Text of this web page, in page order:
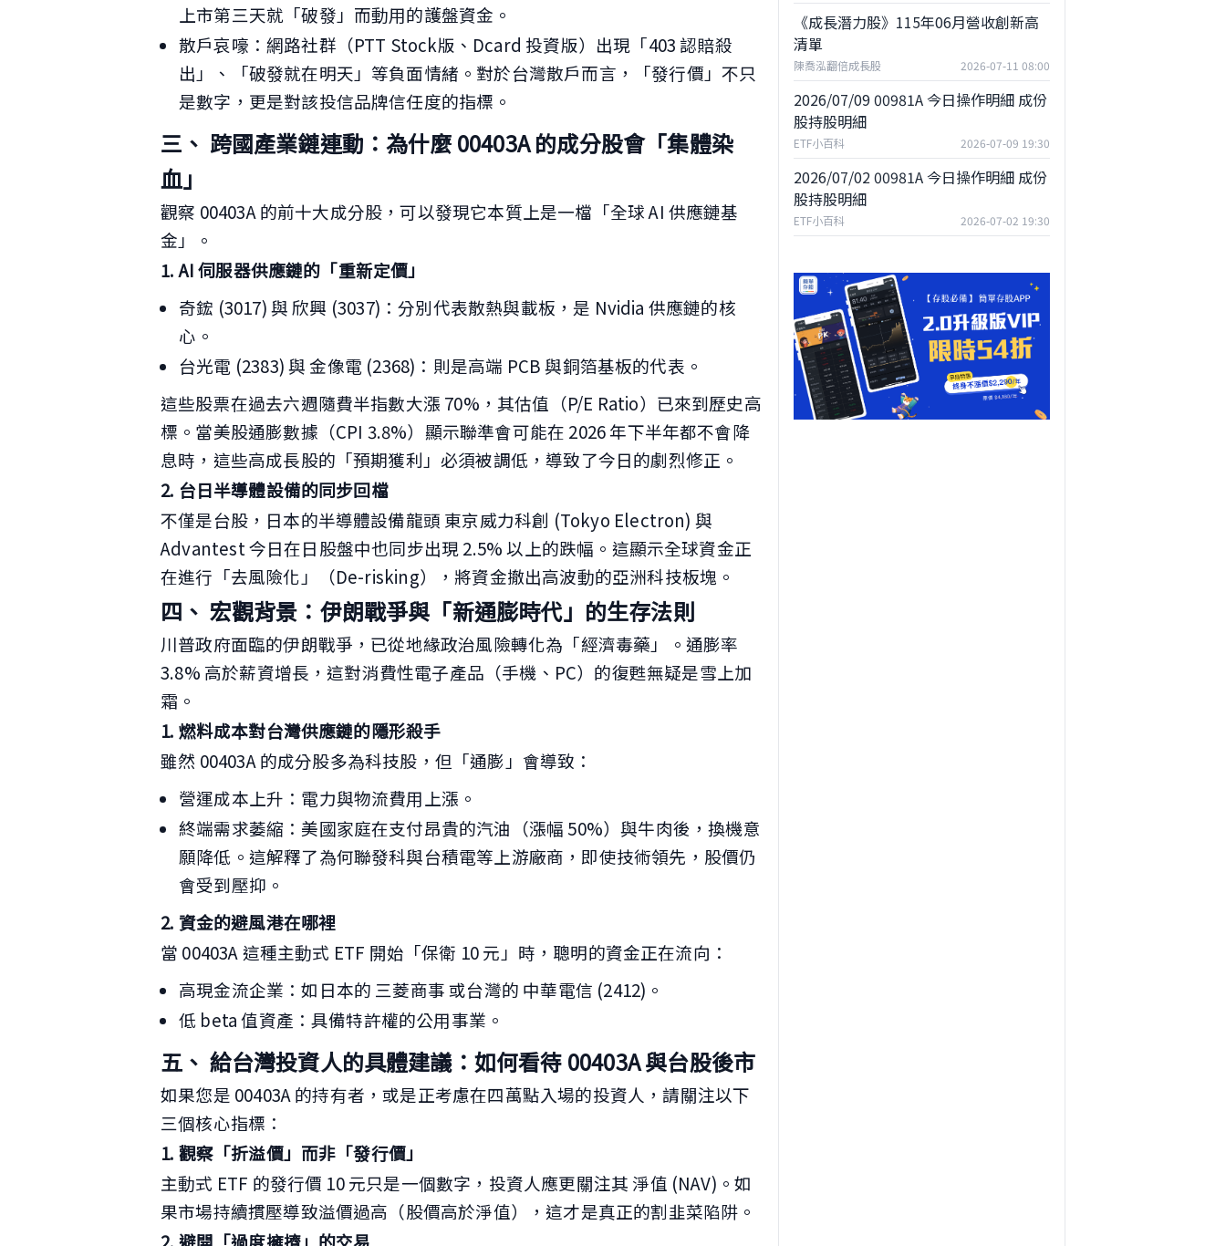
上市第三天就「破發」而動用的護盤資金。
散戶哀嚎：網路社群（PTT Stock版、Dcard 投資版）出現「403 認賠殺
出」、「破發就在明天」等負面情緒。對於台灣散戶而言，「發行價」不只
是數字，更是對該投信品牌信任度的指標。
三、 跨國產業鏈連動：為什麼 00403A 的成分股會「集體染
血」
觀察 00403A 的前十大成分股，可以發現它本質上是一檔「全球 AI 供應鏈基
金」。
1. AI 伺服器供應鏈的「重新定價」
奇鋐 (3017) 與 欣興 (3037)：分別代表散熱與載板，是 Nvidia 供應鏈的核
心。
台光電 (2383) 與 金像電 (2368)：則是高端 PCB 與銅箔基板的代表。
這些股票在過去六週隨費半指數大漲 70%，其估值（P/E Ratio）已來到歷史高
標。當美股通膨數據（CPI 3.8%）顯示聯準會可能在 2026 年下半年都不會降
息時，這些高成長股的「預期獲利」必須被調低，導致了今日的劇烈修正。
2. 台日半導體設備的同步回檔
不僅是台股，日本的半導體設備龍頭 東京威力科創 (Tokyo Electron) 與
Advantest 今日在日股盤中也同步出現 2.5% 以上的跌幅。這顯示全球資金正
在進行「去風險化」（De-risking），將資金撤出高波動的亞洲科技板塊。
四、 宏觀背景：伊朗戰爭與「新通膨時代」的生存法則
川普政府面臨的伊朗戰爭，已從地緣政治風險轉化為「經濟毒藥」。通膨率
3.8% 高於薪資增長，這對消費性電子產品（手機、PC）的復甦無疑是雪上加
霜。
1. 燃料成本對台灣供應鏈的隱形殺手
雖然 00403A 的成分股多為科技股，但「通膨」會導致：
營運成本上升：電力與物流費用上漲。
終端需求萎縮：美國家庭在支付昂貴的汽油（漲幅 50%）與牛肉後，換機意
願降低。這解釋了為何聯發科與台積電等上游廠商，即使技術領先，股價仍
會受到壓抑。
2. 資金的避風港在哪裡
當 00403A 這種主動式 ETF 開始「保衛 10 元」時，聰明的資金正在流向：
高現金流企業：如日本的 三菱商事 或台灣的 中華電信 (2412)。
低 beta 值資產：具備特許權的公用事業。
五、 給台灣投資人的具體建議：如何看待 00403A 與台股後市
如果您是 00403A 的持有者，或是正考慮在四萬點入場的投資人，請關注以下
三個核心指標：
1. 觀察「折溢價」而非「發行價」
主動式 ETF 的發行價 10 元只是一個數字，投資人應更關注其 淨值 (NAV)。如
果市場持續摜壓導致溢價過高（股價高於淨值），這才是真正的割韭菜陷阱。
《成長潛力股》115年06月營收創新高
清單
陳喬泓翻倍成長股 2026-07-11 08:00
2026/07/09 00981A 今日操作明細 成份
股持股明細
ETF小百科 2026-07-09 19:30
2026/07/02 00981A 今日操作明細 成份
股持股明細
ETF小百科 2026-07-02 19:30